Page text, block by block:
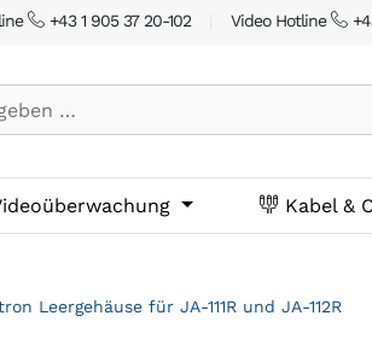
+43 1 905 37 20-102 Video Hotline
Kabel &
Leergehäuse für JA-111R und JA-112R